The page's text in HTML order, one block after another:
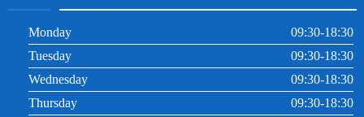
Monday
09:30-18:30
Tuesday
09:30-18:30
Wednesday
09:30-18:30
Thursday
09:30-18:30